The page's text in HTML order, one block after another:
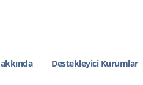
Destekleyici Kurumlar